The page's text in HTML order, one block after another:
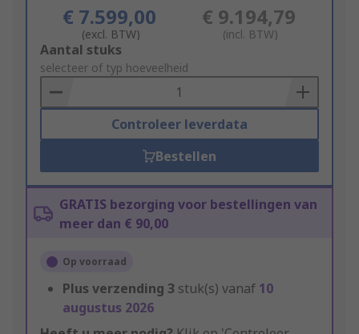
€ 7.599,00
(excl. BTW)
€ 9.194,79
(incl. BTW)
Add
to
Basket
Aantal stuks
selecteer of typ hoeveelheid
Controleer leverdata
Bestellen
GRATIS bezorging voor bestellingen van
meer dan € 90,00
Op voorraad
Plus verzending 3 stuk(s) vanaf 10
augustus 2026